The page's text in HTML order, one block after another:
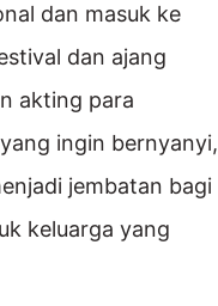
dan masuk ke
dan ajang
akting para
ingin bernyanyi,
jembatan bagi
keluarga yang